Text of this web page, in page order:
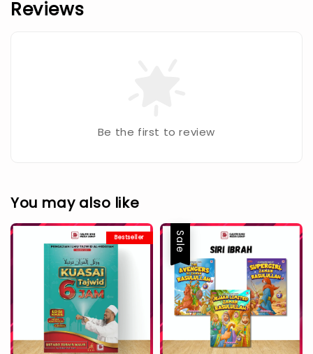
Reviews
Be the first to review
You may also like
Bestseller Sale